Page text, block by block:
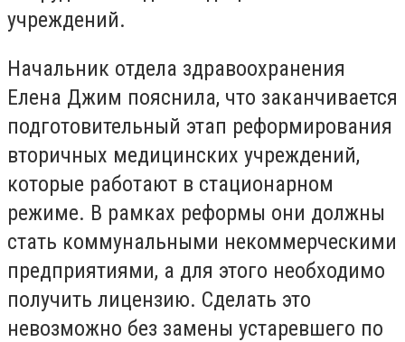
учреждений.
Начальник отдела здравоохранения
Елена Джим пояснила, что заканчивается
подготовительный этап реформирования
вторичных медицинских учреждений,
которые работают в стационарном
режиме. В рамках реформы они должны
стать коммунальными некоммерческими
предприятиями, а для этого необходимо
получить лицензию. Сделать это
невозможно без замены устаревшего по